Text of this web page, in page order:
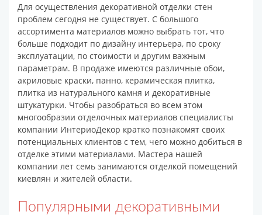
Для осуществления декоративной отделки стен
проблем сегодня не существует. С большого
ассортимента материалов можно выбрать тот, что
больше подходит по дизайну интерьера, по сроку
эксплуатации, по стоимости и другим важным
параметрам. В продаже имеются различные обои,
акриловые краски, панно, керамическая плитка,
плитка из натурального камня и декоративные
штукатурки. Чтобы разобраться во всем этом
многообразии отделочных материалов специалисты
компании ИнтериоДекор кратко познакомят своих
потенциальных клиентов с тем, чего можно добиться в
отделке этими материалами. Мастера нашей
компании лет семь занимаются отделкой помещений
киевлян и жителей области.
Популярными декоративными